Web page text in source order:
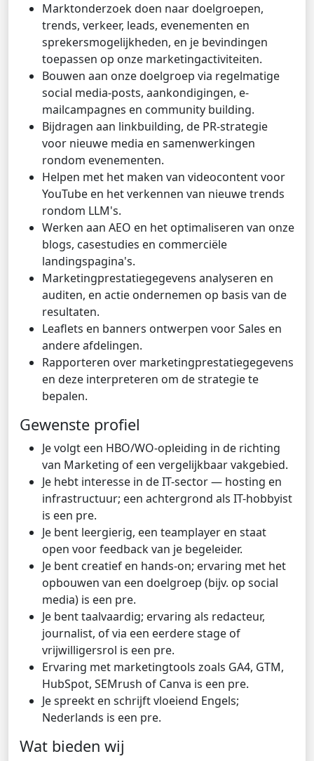
Marktonderzoek doen naar doelgroepen,
trends, verkeer, leads, evenementen en
sprekersmogelijkheden, en je bevindingen
toepassen op onze marketingactiviteiten.
Bouwen aan onze doelgroep via regelmatige
social media-posts, aankondigingen, e-
mailcampagnes en community building.
Bijdragen aan linkbuilding, de PR-strategie
voor nieuwe media en samenwerkingen
rondom evenementen.
Helpen met het maken van videocontent voor
YouTube en het verkennen van nieuwe trends
rondom LLM's.
Werken aan AEO en het optimaliseren van onze
blogs, casestudies en commerciële
landingspagina's.
Marketingprestatiegegevens analyseren en
auditen, en actie ondernemen op basis van de
resultaten.
Leaflets en banners ontwerpen voor Sales en
andere afdelingen.
Rapporteren over marketingprestatiegegevens
en deze interpreteren om de strategie te
bepalen.
Gewenste profiel
Je volgt een HBO/WO-opleiding in de richting
van Marketing of een vergelijkbaar vakgebied.
Je hebt interesse in de IT-sector — hosting en
infrastructuur; een achtergrond als IT-hobbyist
is een pre.
Je bent leergierig, een teamplayer en staat
open voor feedback van je begeleider.
Je bent creatief en hands-on; ervaring met het
opbouwen van een doelgroep (bijv. op social
media) is een pre.
Je bent taalvaardig; ervaring als redacteur,
journalist, of via een eerdere stage of
vrijwilligersrol is een pre.
Ervaring met marketingtools zoals GA4, GTM,
HubSpot, SEMrush of Canva is een pre.
Je spreekt en schrijft vloeiend Engels;
Nederlands is een pre.
Wat bieden wij